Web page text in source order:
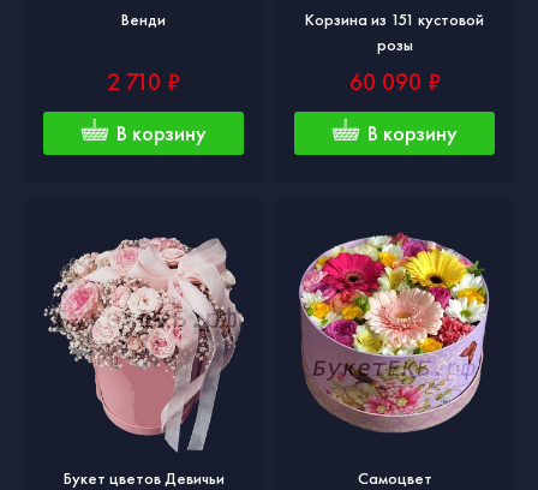
Венди
2 710 ₽
В корзину
Корзина из 151 кустовой
розы
60 090 ₽
В корзину
Букет цветов Девичьи Самоцвет